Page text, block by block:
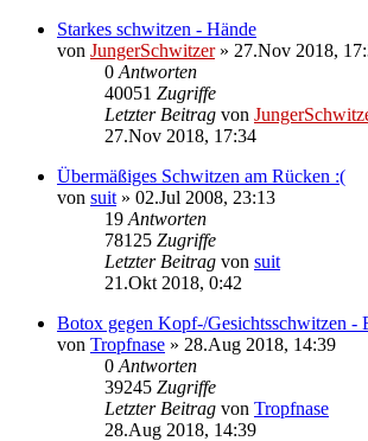
Starkes schwitzen - Hände
von JungerSchwitzer» 27.Nov 2018,
0 Antworten
40051 Zugriffe
Letzter Beitrag von
27.Nov 2018, 17:34
Übermäßiges Schwitzen am Rücken :(
von suit » 02.Jul 2008, 23:13
19 Antworten
78125 Zugriffe
Letzter Beitrag von suit
21.Okt 2018, 0:42
Botox gegen Kopf-/Gesichtsschwitzen -
von Tropfnase » 28.Aug 2018, 14:39
0 Antworten
39245 Zugriffe
Letzter Beitrag von Tropfnase
28.Aug 2018, 14:39